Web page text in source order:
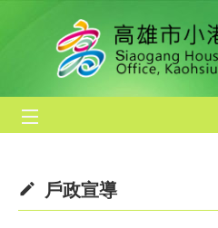
跳到主要內容區塊
戶政宣導